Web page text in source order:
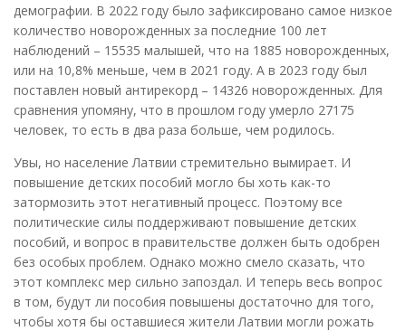
демографии. В 2022 году было зафиксировано самое низкое
количество новорожденных за последние 100 лет
наблюдений – 15535 малышей, что на 1885 новорожденных,
или на 10,8% меньше, чем в 2021 году. А в 2023 году был
поставлен новый антирекорд – 14326 новорожденных. Для
сравнения упомяну, что в прошлом году умерло 27175
человек, то есть в два раза больше, чем родилось.
Увы, но население Латвии стремительно вымирает. И
повышение детских пособий могло бы хоть как-то
затормозить этот негативный процесс. Поэтому все
политические силы поддерживают повышение детских
пособий, и вопрос в правительстве должен быть одобрен
без особых проблем. Однако можно смело сказать, что
этот комплекс мер сильно запоздал. И теперь весь вопрос
в том, будут ли пособия повышены достаточно для того,
чтобы хотя бы оставшиеся жители Латвии могли рожать